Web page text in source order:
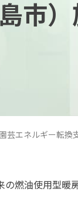
島市
芸エネルギー転換
燃油使用型暖